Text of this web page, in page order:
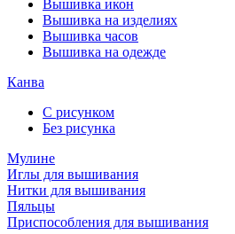
Вышивка икон
Вышивка на изделиях
Вышивка часов
Вышивка на одежде
Канва
С рисунком
Без рисунка
Мулине
Иглы для вышивания
Нитки для вышивания
Пяльцы
Приспособления для вышивания